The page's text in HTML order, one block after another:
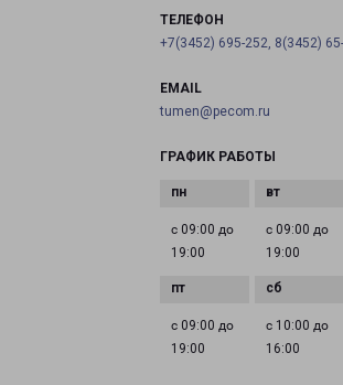
ТЕЛЕФОН
+7(3452) 695-252, 8(3452)
EMAIL
tumen@pecom.ru
ГРАФИК РАБОТЫ
с 09:00 до
19:00
с 09:00 до
19:00
с 09:00 до
19:00
с 10:00 до
16:00